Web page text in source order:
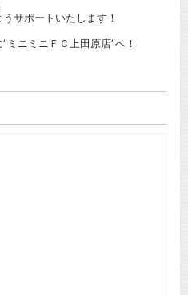
サポートいたします！
ミニミニＦＣ上田原店”へ！